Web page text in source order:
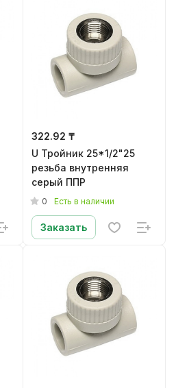
322.92 ₸
U Тройник 25*1/2"25
резьба внутренняя
серый ППР
0 Есть в наличии
Заказать